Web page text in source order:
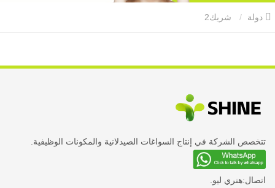
تتخصص الشركة في إنتاج السواغات الصيدلانية والمكونات الوظيفية.
اتصال:هنري ليو.